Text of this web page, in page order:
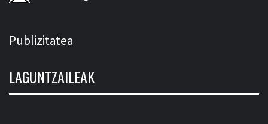
Publizitatea
LAGUNTZAILEAK